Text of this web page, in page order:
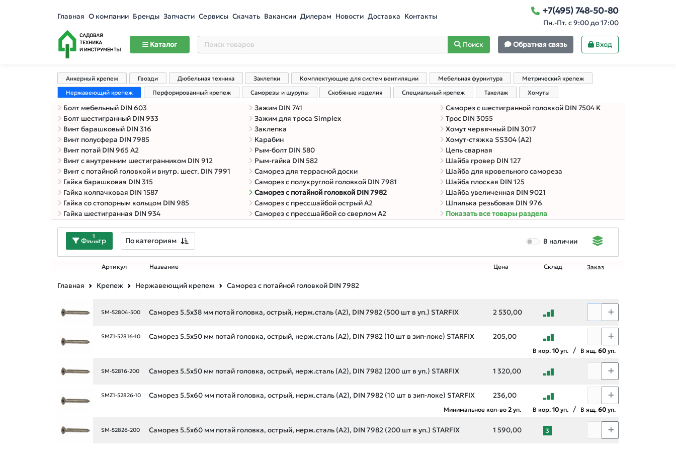
Главная О компании Бренды Запчасти Сервисы Скачать Вакансии Дилерам Новости Доставка Контакты +7(495) 748-50-80
Пн.-Пт. с 9:00 до 17:00
Каталог Поиск Обратная связь Вход
Анкерный крепеж Гвозди Дюбельная техника Заклепки Комплектующие для систем вентиляции Мебельная фурнитура
Метрический крепеж
Нержавеющий крепеж
Перфорированный крепеж Саморезы и шурупы Скобяные изделия Специальный крепеж Такелаж Хомуты
Болт мебельный DIN 603
Болт шестигранный DIN 933
Винт барашковый DIN 316
Винт полусфера DIN 7985
Винт потай DIN 965 А2
Винт с внутренним шестигранником DIN 912
Винт с потайной головкой и внутр. шест. DIN 7991
Гайка барашковая DIN 315
Гайка колпачковая DIN 1587
Гайка со стопорным кольцом DIN 985
Гайка шестигранная DIN 934
Зажим DIN 741
Зажим для троса Simplex
Заклепка
Карабин
Рым-болт DIN 580
Рым-гайка DIN 582
Саморез для террасной доски
Саморез с полукруглой головкой DIN 7981
Саморез с потайной головкой DIN 7982
Саморез с прессшайбой острый A2
Саморез с прессшайбой со сверлом A2
Саморез с шестигранной головкой DIN 7504 K
Трос DIN 3055
Хомут червячный DIN 3017
Хомут-стяжка SS304 (А2)
Цепь сварная
Шайба гровер DIN 127
Шайба для кровельного самореза
Шайба плоская DIN 125
Шайба увеличенная DIN 9021
Шпилька резьбовая DIN 976
Показать все товары раздела
Фильтр
1 По категориям В наличии
Артикул Название Цена Склад Заказ
Главная Крепеж Нержавеющий крепеж Саморез с потайной головкой DIN 7982
SM-52804-500 Саморез 5.5х38 мм потай головка, острый, нерж.сталь (А2), DIN 7982 (500 шт в уп.) STARFIX 2 530,00
SMZ1-52816-10 Саморез 5.5х50 мм потай головка, острый, нерж.сталь (А2), DIN 7982 (10 шт в зип-локе) STARFIX 205,00
В кор. 10 уп. / В ящ. 60 уп.
SM-52816-200 Саморез 5.5х50 мм потай головка, острый, нерж.сталь (А2), DIN 7982 (200 шт в уп.) STARFIX 1 320,00
SMZ1-52826-10 Саморез 5.5х60 мм потай головка, острый, нерж.сталь (А2), DIN 7982 (10 шт в зип-локе) STARFIX 236,00
Минимальное кол-во 2 уп. В кор. 10 уп. / В ящ. 60 уп.
SM-52826-200 Саморез 5.5х60 мм потай головка, острый, нерж.сталь (А2), DIN 7982 (200 шт в уп.) STARFIX 1 590,00 3